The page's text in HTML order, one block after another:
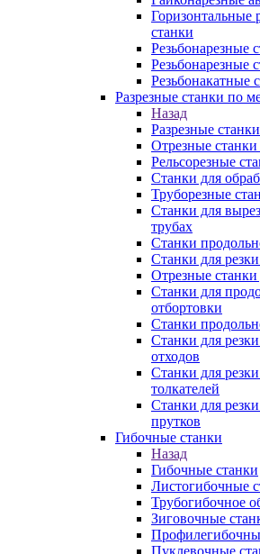
Горизонтальные
станки
Резьбонарезные
Резьбонарезные
Резьбонакатные
Разрезные станки по
Назад
Разрезные
Отрезные
Рельсорезные
Станки для
Труборезные
Станки для
трубаx
Станки
Станки для
Отрезные станки
Станки для
отбортовки
Станки
Станки для
отходов
Станки для
толкателей
Станки для
прутков
Гибочные станки
Назад
Гибочные станки
Листогибочные
Трубогибочное
Зиговочные
Пуклевочные